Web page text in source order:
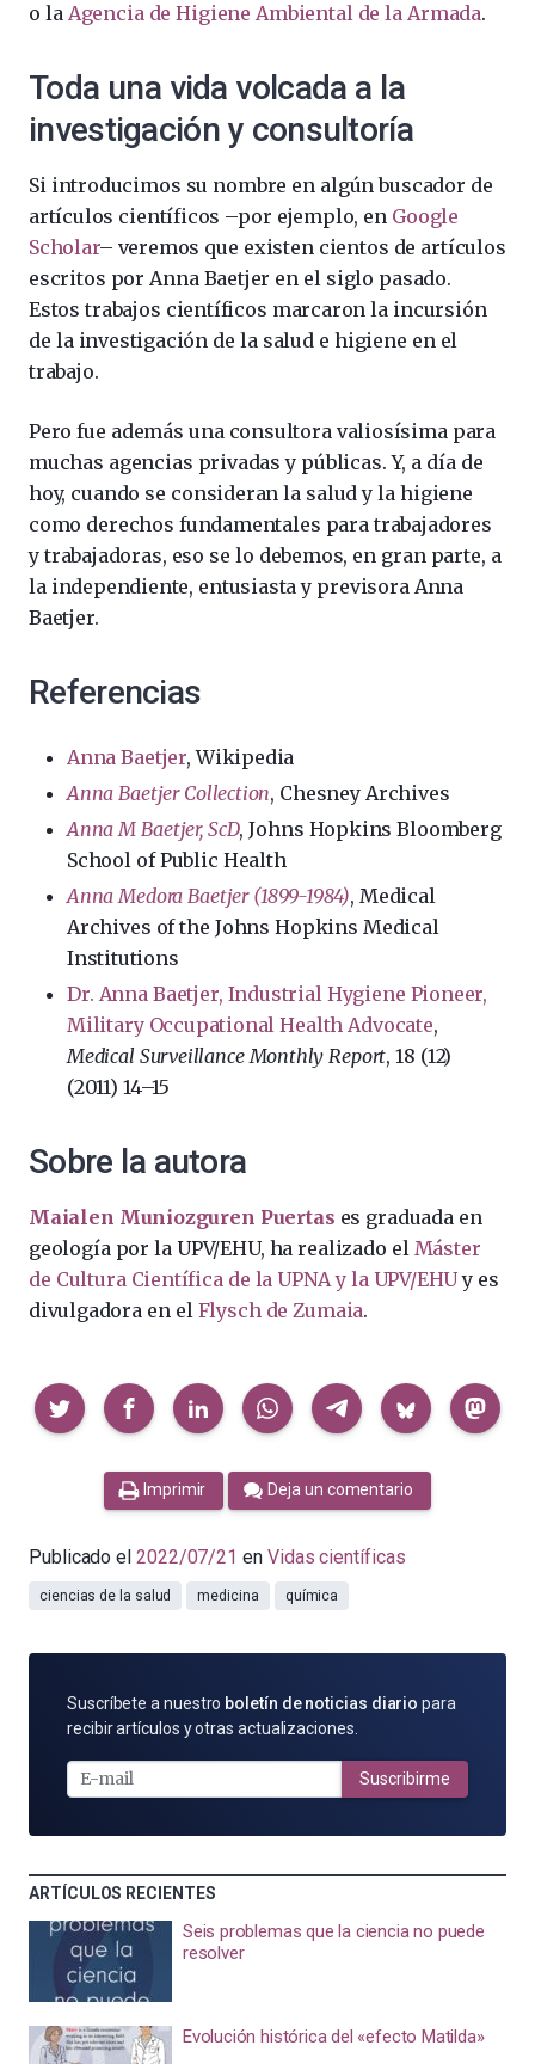
o la Agencia de Higiene Ambiental de la Armada.
Toda una vida volcada a la
investigación y consultoría
Si introducimos su nombre en algún buscador de
artículos científicos –por ejemplo, en Google
Scholar– veremos que existen cientos de artículos
escritos por Anna Baetjer en el siglo pasado.
Estos trabajos científicos marcaron la incursión
de la investigación de la salud e higiene en el
trabajo.
Pero fue además una consultora valiosísima para
muchas agencias privadas y públicas. Y, a día de
hoy, cuando se consideran la salud y la higiene
como derechos fundamentales para trabajadores
y trabajadoras, eso se lo debemos, en gran parte, a
la independiente, entusiasta y previsora Anna
Baetjer.
Referencias
Anna Baetjer, Wikipedia
Anna Baetjer Collection, Chesney Archives
Anna M Baetjer, ScD, Johns Hopkins Bloomberg
School of Public Health
Anna Medora Baetjer (1899-1984), Medical
Archives of the Johns Hopkins Medical
Institutions
Dr. Anna Baetjer, Industrial Hygiene Pioneer,
Military Occupational Health Advocate,
Medical Surveillance Monthly Report, 18 (12)
(2011) 14–15
Sobre la autora
Maialen Muniozguren Puertas es graduada en
geología por la UPV/EHU, ha realizado el Máster
de Cultura Científica de la UPNA y la UPV/EHUy es
divulgadora en el Flysch de Zumaia.
Compartir
Imprimir Deja un comentario
Publicado el 2022/07/21 en Vidas científicas
ciencias de la salud medicina química
SUSCRÍBETE
POR
MAIL
Suscríbete a nuestro boletín de noticias diario para
recibir artículos y otras actualizaciones.
Suscribirme
ARTÍCULOS RECIENTES
Seis problemas que la ciencia no puede
resolver
Evolución histórica del «efecto Matilda»